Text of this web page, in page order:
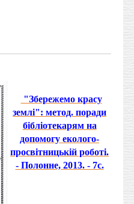
"Збережемо красу
землі": метод. поради
бібліотекарям на
допомогу еколого-
просвітницькій роботі.
- Полонне, 2013. - 7с.